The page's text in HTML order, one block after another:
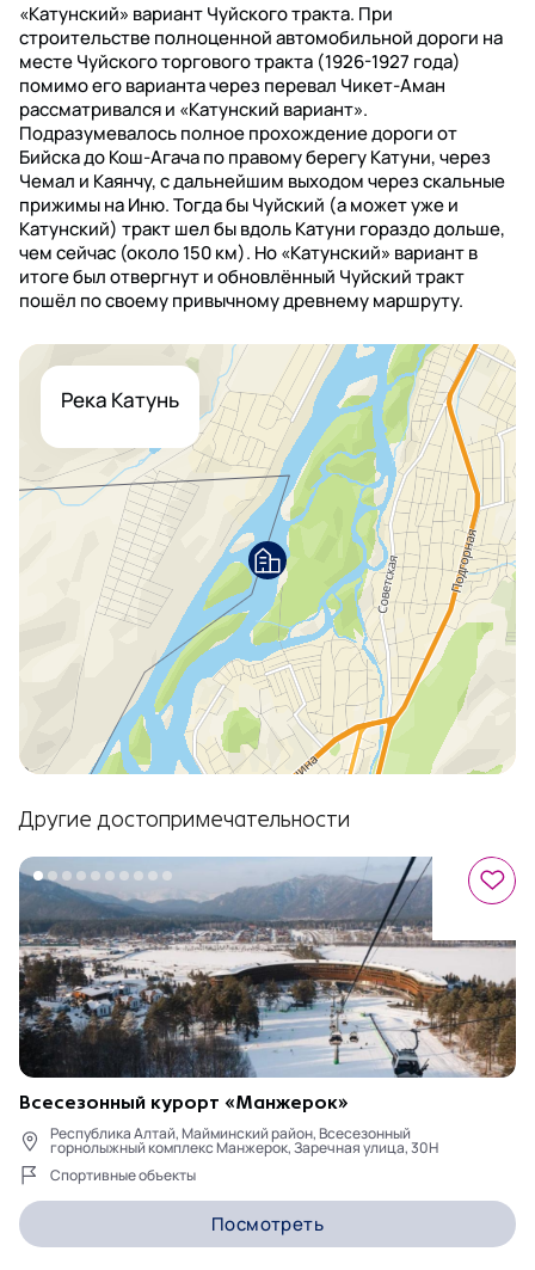
«Катунский» вариант Чуйского тракта. При
строительстве полноценной автомобильной дороги на
месте Чуйского торгового тракта (1926-1927 года)
помимо его варианта через перевал Чикет-Аман
рассматривался и «Катунский вариант».
Подразумевалось полное прохождение дороги от
Бийска до Кош-Агача по правому берегу Катуни, через
Чемал и Каянчу, с дальнейшим выходом через скальные
прижимы на Иню. Тогда бы Чуйский (а может уже и
Катунский) тракт шел бы вдоль Катуни гораздо дольше,
чем сейчас (около 150 км). Но «Катунский» вариант в
итоге был отвергнут и обновлённый Чуйский тракт
пошёл по своему привычному древнему маршруту.
Река Катунь
Другие достопримечательности
Всесезонный курорт «Манжерок»
Республика Алтай, Майминский район, Всесезонный
горнолыжный комплекс Манжерок, Заречная улица, 30Н
Спортивные объекты
Посмотреть